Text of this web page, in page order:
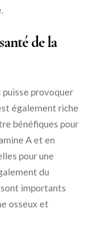
de la
provoquer
également riche
bénéfiques pour
A et en
pour une
du
importants
osseux et